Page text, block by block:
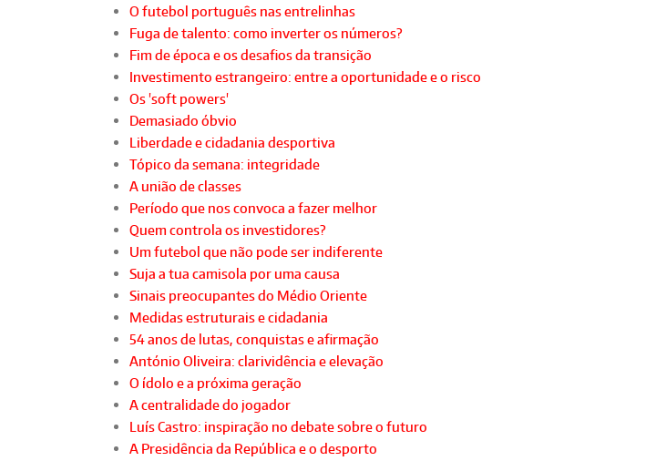
O futebol português nas entrelinhas
Fuga de talento: como inverter os números?
Fim de época e os desafios da transição
Investimento estrangeiro: entre a oportunidade e o risco
Os 'soft powers'
Demasiado óbvio
Liberdade e cidadania desportiva
Tópico da semana: integridade
A união de classes
Período que nos convoca a fazer melhor
Quem controla os investidores?
Um futebol que não pode ser indiferente
Suja a tua camisola por uma causa
Sinais preocupantes do Médio Oriente
Medidas estruturais e cidadania
54 anos de lutas, conquistas e afirmação
António Oliveira: clarividência e elevação
O ídolo e a próxima geração
A centralidade do jogador
Luís Castro: inspiração no debate sobre o futuro
A Presidência da República e o desporto